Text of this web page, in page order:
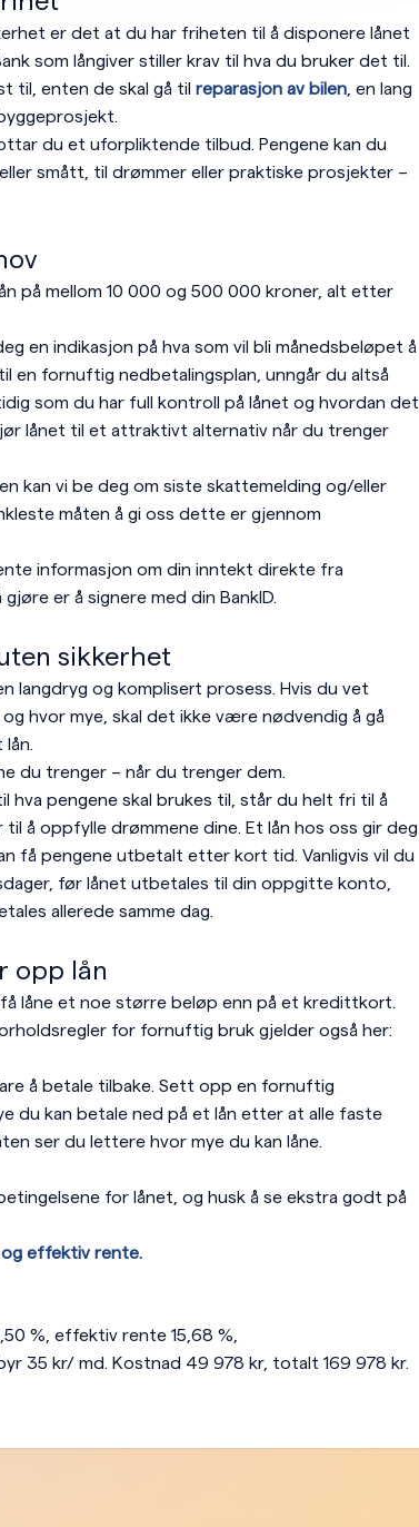
er det at du har friheten til å disponere lånet
som långiver stiller krav til hva du bruker det til.
til, enten de skal gå til reparasjon av bilen , en lang
du et uforpliktende tilbud. Pengene kan du
smått, til drømmer eller praktiske prosjekter –
på mellom 10 000 og 500 000 kroner, alt etter
en indikasjon på hva som vil bli månedsbeløpet å
en fornuftig nedbetalingsplan, unngår du altså
som du har full kontroll på lånet og hvordan det
lånet til et attraktivt alternativ når du trenger
kan vi be deg om siste skattemelding og/eller
måten å gi oss dette er gjennom
informasjon om din inntekt direkte fra
er å signere med din BankID.
sikkerhet
langdryg og komplisert prosess. Hvis du vet
hvor mye, skal det ikke være nødvendig å gå
du trenger – når du trenger dem.
hva pengene skal brukes til, står du helt fri til å
til å oppfylle drømmene dine. Et lån hos oss gir deg
få pengene utbetalt etter kort tid. Vanligvis vil du
før lånet utbetales til din oppgitte konto,
allerede samme dag.
opp lån
låne et noe større beløp enn på et kredittkort.
for fornuftig bruk gjelder også her:
å betale tilbake. Sett opp en fornuftig
du kan betale ned på et lån etter at alle faste
ser du lettere hvor mye du kan låne.
for lånet, og husk å se ekstra godt på
effektiv rente.
%, effektiv rente 15,68 %,
35 kr/ md. Kostnad 49 978 kr, totalt 169 978 kr.